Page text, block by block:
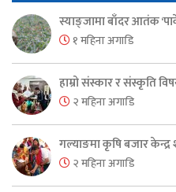
स्याङ्जामा बाँदर आतंक
१ महिना अगाडि
हाम्रो संस्कार र संस्कृति
२ महिना अगाडि
गल्याङमा कृषि बजार केन्द्र
२ महिना अगाडि